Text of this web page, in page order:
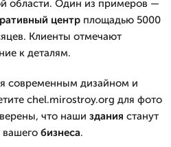
области. Один из примеров —
центр площадью 5000
Клиенты отмечают
к деталям.
современным дизайном и
chel.mirostroy.org для фото
что наши здания станут
бизнеса.